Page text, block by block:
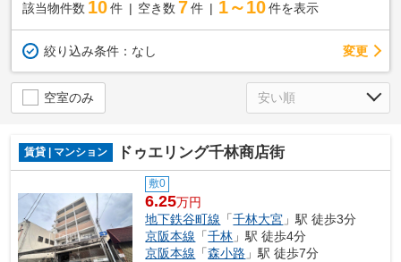
該当物件数 10件 空き数 7 件 1～10 件を表示
絞り込み条件： なし 変更
空室のみ
賃貸 | マンション ドゥエリング千林商店街
敷0
6.25万円
地下鉄谷町線 「千林大宮 」駅 徒歩3分
京阪本線 「千林 」駅 徒歩4分
京阪本線 「森小路 」駅 徒歩7分